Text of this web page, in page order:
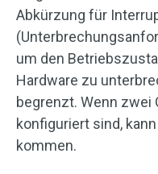
Abkürzung für
um den
Hardware zu
begrenzt. Wenn zwei
konfiguriert sind,
kommen.